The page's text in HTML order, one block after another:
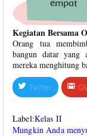
Kegiatan Bersama
Orang tua
bangun datar yang
mereka menghitung
Twitter
Label:Kelas II
Mungkin Anda